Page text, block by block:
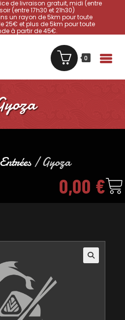
de livraison gratuit, midi (entre
(entre 17h30 et 21h30)
un rayon de 5km pour toute
25€ et plus de 5km pour toute
à partir de 45€.
0
Entrées/ Gyoza
0,00 €